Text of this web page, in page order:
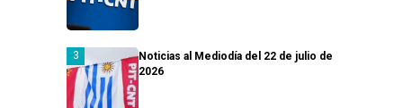
Noticias al Mediodía del 22 de julio de
2026